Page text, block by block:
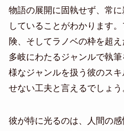
物語の展開に固執せず、常
していることがわかります
険、そしてラノベの枠を超え
多岐にわたるジャンルで執
様なジャンルを扱う彼のス
せない工夫と言えるでしょう
彼が特に光るのは、人間の